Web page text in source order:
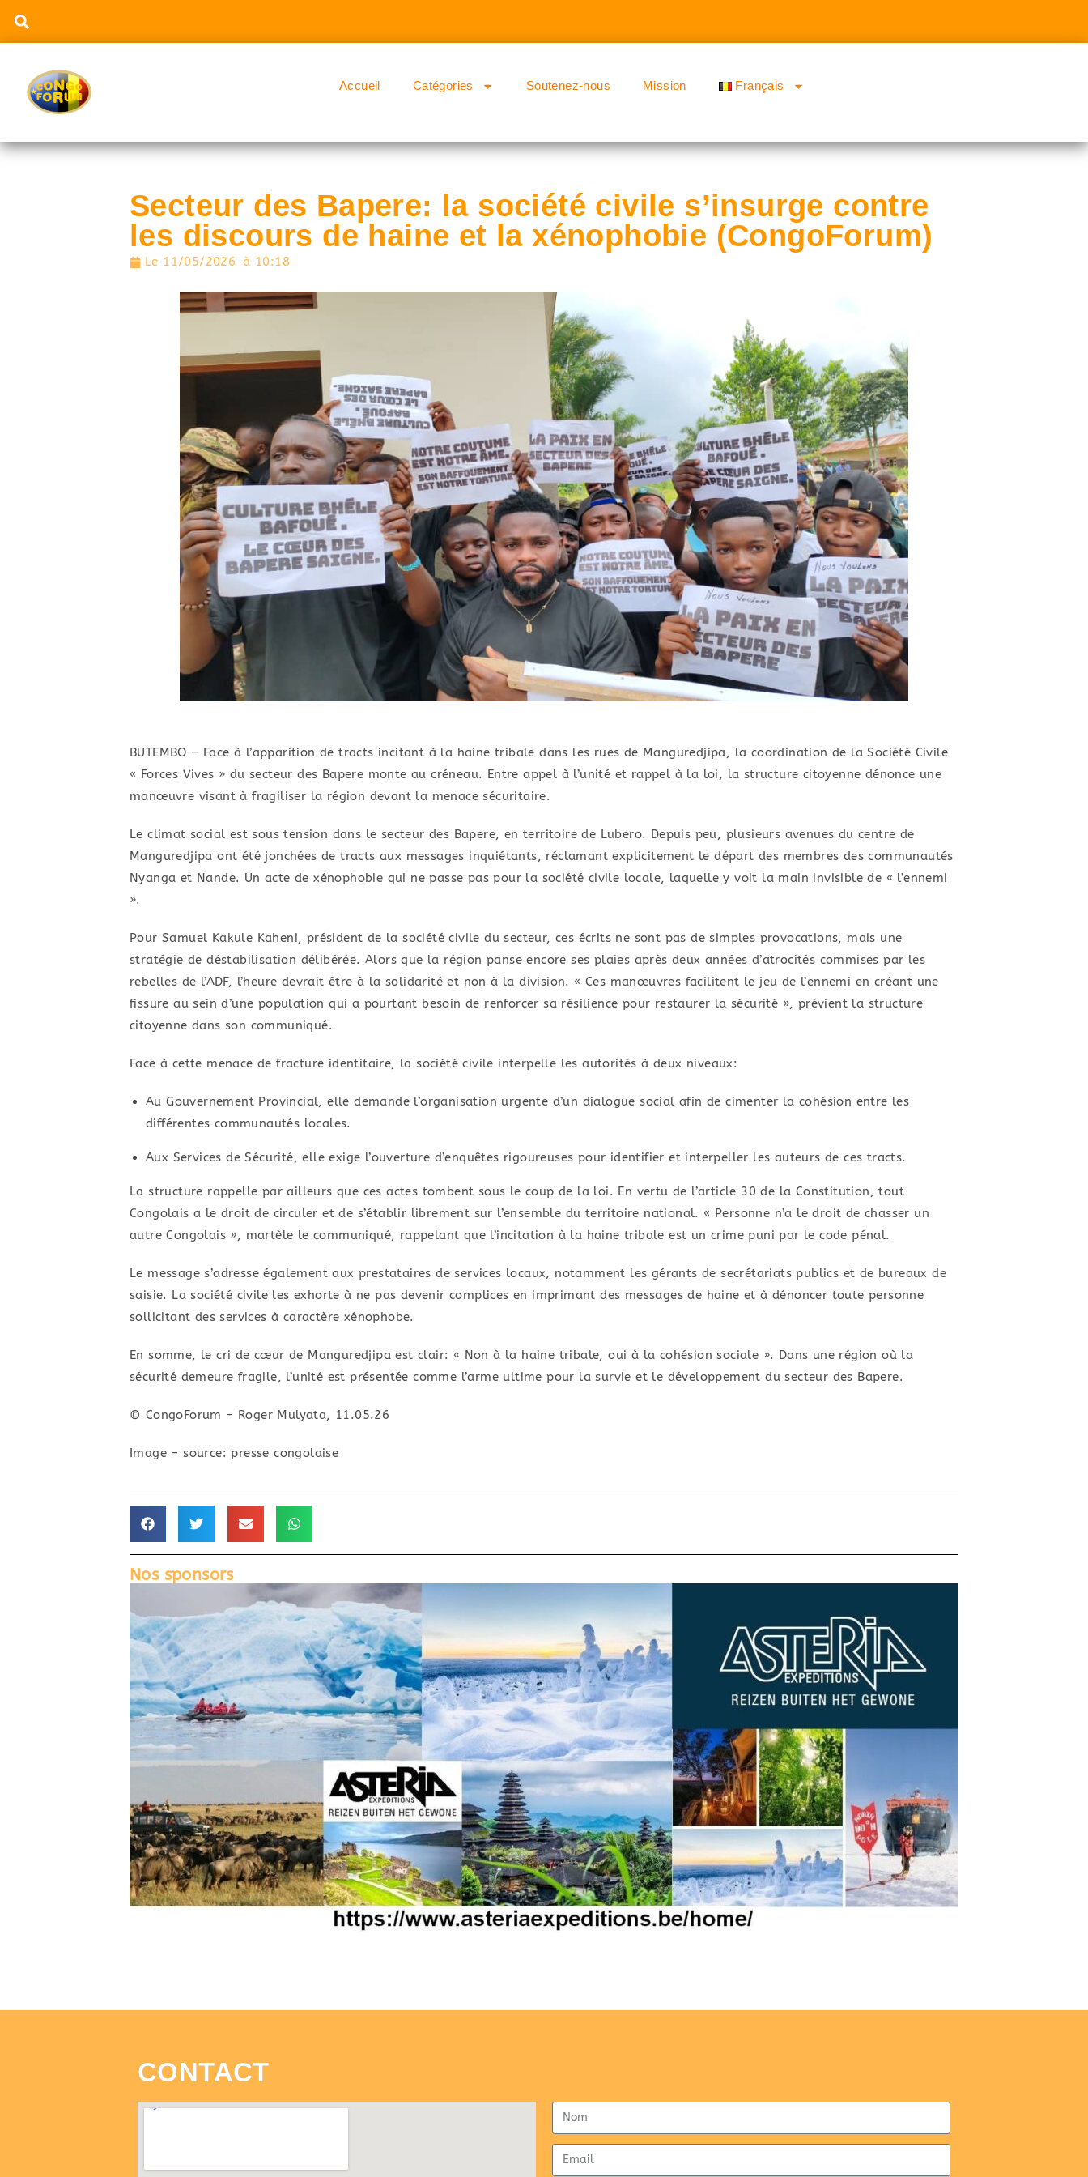
Accueil Catégories Soutenez-nous Mission Français
Secteur des Bapere: la société civile s’insurge contre
les discours de haine et la xénophobie (CongoForum)
Le 11/05/2026 à 10:18
BUTEMBO – ​Face à l’apparition de tracts incitant à la haine tribale dans les rues de Manguredjipa, la coordination de la Société Civile
« Forces Vives » du secteur des Bapere monte au créneau. Entre appel à l’unité et rappel à la loi, la structure citoyenne dénonce une
manœuvre visant à fragiliser la région devant la menace sécuritaire.
​​Le climat social est sous tension dans le secteur des Bapere, en territoire de Lubero. Depuis peu, plusieurs avenues du centre de
Manguredjipa ont été jonchées de tracts aux messages inquiétants, réclamant explicitement le départ des membres des communautés
Nyanga et Nande. Un acte de xénophobie qui ne passe pas pour la société civile locale, laquelle y voit la main invisible de « l’ennemi
».
​Pour Samuel Kakule Kaheni, président de la société civile du secteur, ces écrits ne sont pas de simples provocations, mais une
stratégie de déstabilisation délibérée. Alors que la région panse encore ses plaies après deux années d’atrocités commises par les
rebelles de l’ADF, l’heure devrait être à la solidarité et non à la division. « Ces manœuvres facilitent le jeu de l’ennemi en créant une
fissure au sein d’une population qui a pourtant besoin de renforcer sa résilience pour restaurer la sécurité », prévient la structure
citoyenne dans son communiqué.
​Face à cette menace de fracture identitaire, la société civile interpelle les autorités à deux niveaux:
​Au Gouvernement Provincial, elle demande l’organisation urgente d’un dialogue social afin de cimenter la cohésion entre les
différentes communautés locales.
Aux Services de Sécurité, elle exige l’ouverture d’enquêtes rigoureuses pour identifier et interpeller les auteurs de ces tracts.
​La structure rappelle par ailleurs que ces actes tombent sous le coup de la loi. En vertu de l’article 30 de la Constitution, tout
Congolais a le droit de circuler et de s’établir librement sur l’ensemble du territoire national. « Personne n’a le droit de chasser un
autre Congolais », martèle le communiqué, rappelant que l’incitation à la haine tribale est un crime puni par le code pénal.
​Le message s’adresse également aux prestataires de services locaux, notamment les gérants de secrétariats publics et de bureaux de
saisie. La société civile les exhorte à ne pas devenir complices en imprimant des messages de haine et à dénoncer toute personne
sollicitant des services à caractère xénophobe.
​En somme, le cri de cœur de Manguredjipa est clair: « Non à la haine tribale, oui à la cohésion sociale ». Dans une région où la
sécurité demeure fragile, l’unité est présentée comme l’arme ultime pour la survie et le développement du secteur des Bapere.
© CongoForum – Roger Mulyata, 11.05.26
Image – source: presse congolaise
Nos sponsors
CONTACT